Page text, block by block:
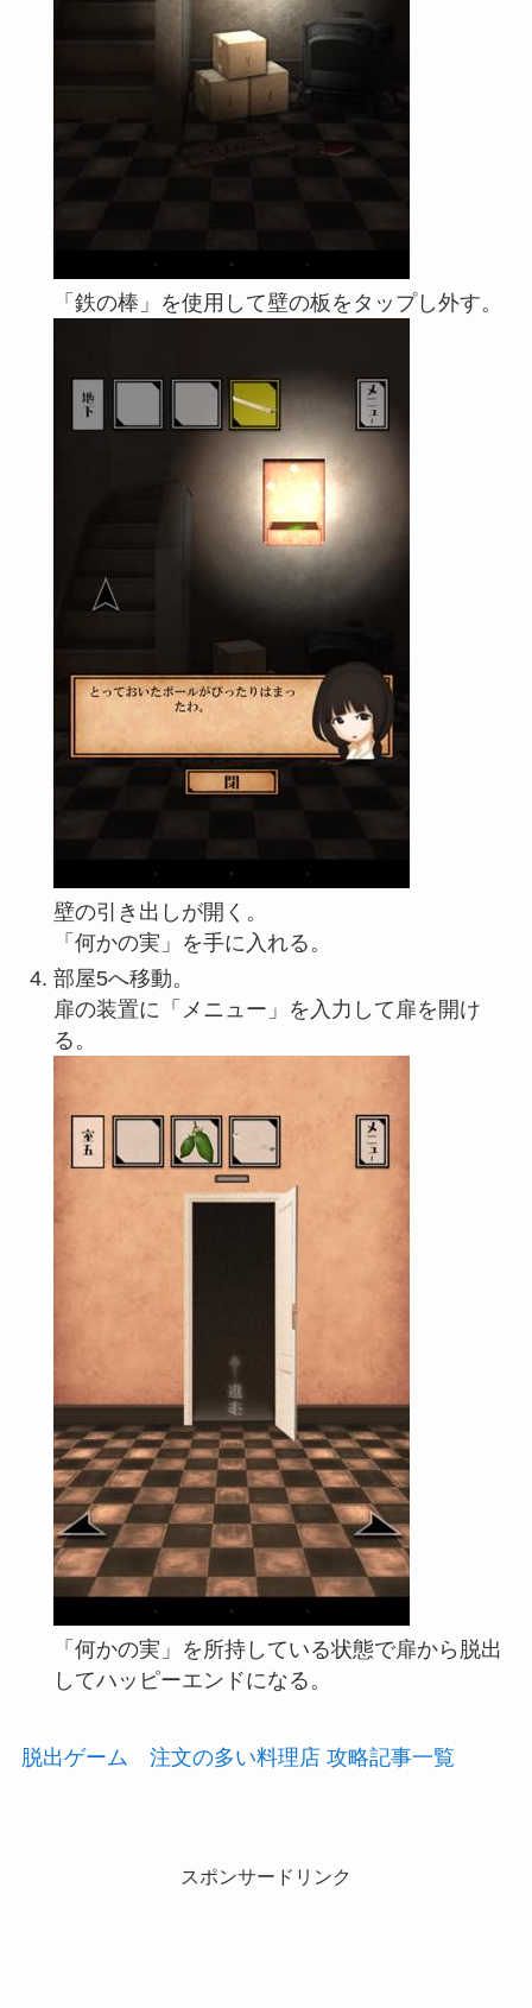
「鉄の棒」を使用して壁の板をタップし外す。
壁の引き出しが開く。
「何かの実」を手に入れる。
部屋5へ移動。
扉の装置に「メニュー」を入力して扉を開け
る。
「何かの実」を所持している状態で扉から脱出
してハッピーエンドになる。
脱出ゲーム 注文の多い料理店 攻略記事一覧
スポンサードリンク